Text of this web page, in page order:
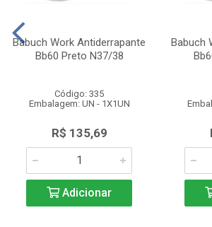
Babuch Work Antiderrapante
Bb60 Preto N37/38
Código: 335
Embalagem: UN - 1X1UN
R$ 135,69
Adicionar
Babuch